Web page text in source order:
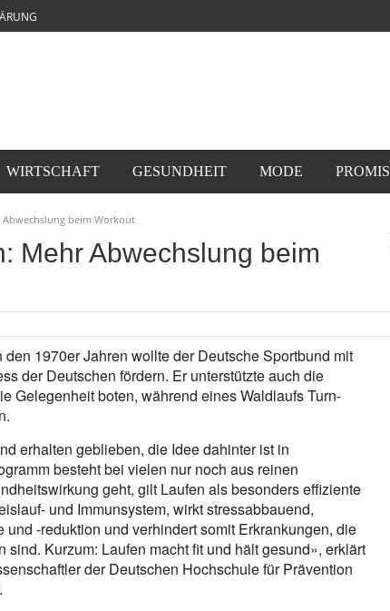
WIRTSCHAFT GESUNDHEIT MODE PROMIS
beim Workout
Mehr Abwechslung beim
1970er Jahren wollte der Deutsche Sportbund mit
der Deutschen fördern. Er unterstützte auch die
Gelegenheit boten, während eines Waldlaufs Turn-
erhalten geblieben, die Idee dahinter ist in
besteht bei vielen nur noch aus reinen
geht, gilt Laufen als besonders effiziente
und Immunsystem, wirkt stressabbauend,
-reduktion und verhindert somit Erkrankungen, die
Kurzum: Laufen macht fit und hält gesund», erklärt
der Deutschen Hochschule für Prävention